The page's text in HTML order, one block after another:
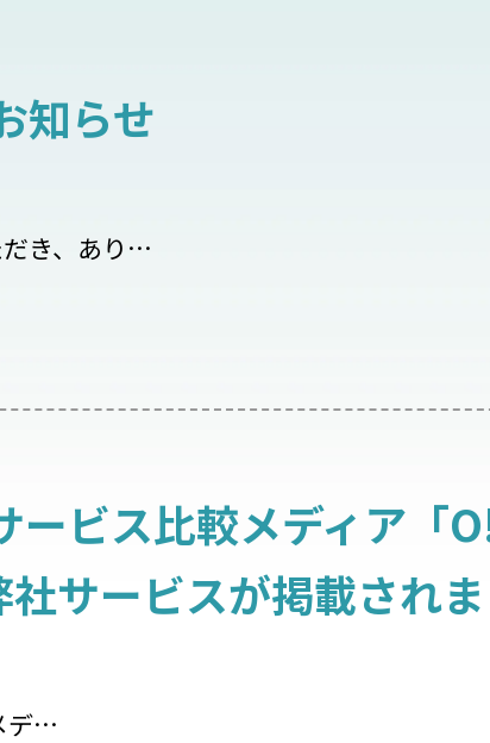
知らせ
だき、あり…
ービス比較メディア「
サービスが掲載され
デ…